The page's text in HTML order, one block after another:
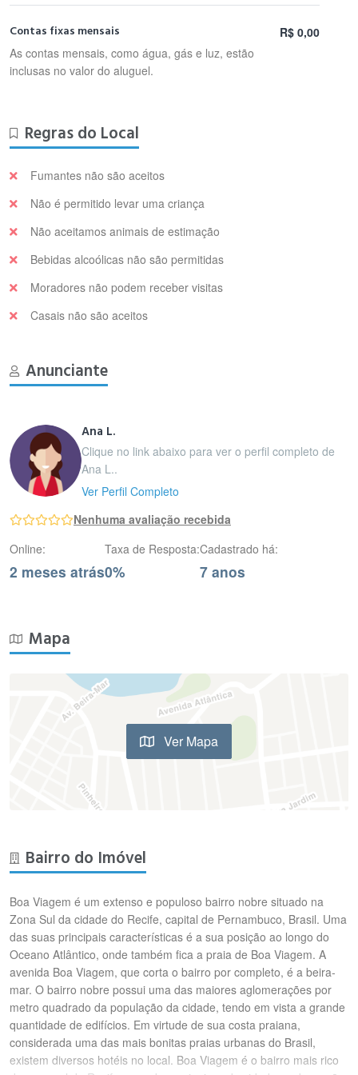
Contas fixas mensais
As contas mensais, como água, gás e luz, estão
inclusas no valor do aluguel.
R$ 0,00
Regras do Local
Fumantes não são aceitos
Não é permitido levar uma criança
Não aceitamos animais de estimação
Bebidas alcoólicas não são permitidas
Moradores não podem receber visitas
Casais não são aceitos
Anunciante
Ana L.
Clique no link abaixo para ver o perfil completo de
Ana L..
Ver Perfil Completo
Nenhuma avaliação recebida
Online:
2 meses atrás
Taxa de Resposta:
0%
Cadastrado há:
7 anos
Mapa
Ver Mapa
Bairro do Imóvel
Boa Viagem é um extenso e populoso bairro nobre situado na
Zona Sul da cidade do Recife, capital de Pernambuco, Brasil. Uma
das suas principais características é a sua posição ao longo do
Oceano Atlântico, onde também fica a praia de Boa Viagem. A
avenida Boa Viagem, que corta o bairro por completo, é a beira-
mar. O bairro nobre possui uma das maiores aglomerações por
metro quadrado da população da cidade, tendo em vista a grande
quantidade de edifícios. Em virtude de sua costa praiana,
considerada uma das mais bonitas praias urbanas do Brasil,
existem diversos hotéis no local. Boa Viagem é o bairro mais rico